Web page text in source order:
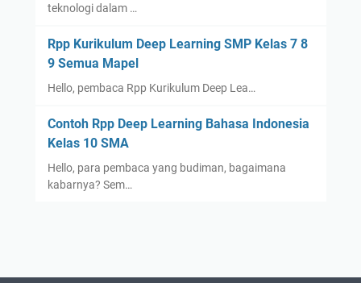
teknologi dalam …
Rpp Kurikulum Deep Learning SMP Kelas 7 8
9 Semua Mapel
Hello, pembaca Rpp Kurikulum Deep Lea…
Contoh Rpp Deep Learning Bahasa Indonesia
Kelas 10 SMA
Hello, para pembaca yang budiman, bagaimana
kabarnya? Sem…